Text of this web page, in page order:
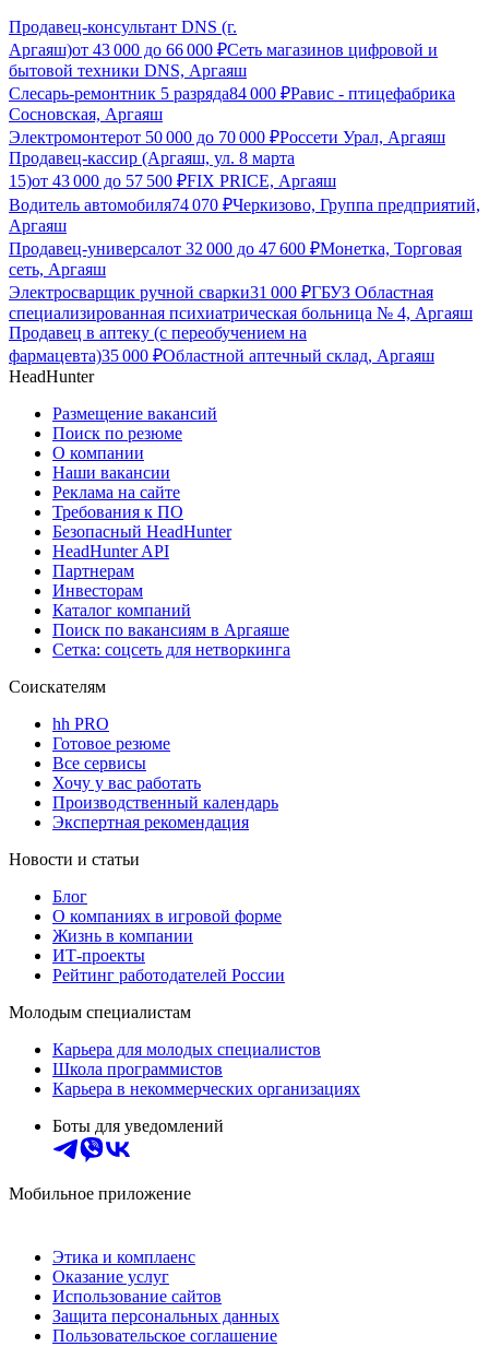
Продавец-консультант DNS (г.
Аргаяш)от 43 000 до 66 000 ₽Сеть магазинов цифровой и
бытовой техники DNS, Аргаяш
Слесарь-ремонтник 5 разряда84 000 ₽Равис - птицефабрика
Сосновская, Аргаяш
Электромонтерот 50 000 до 70 000 ₽Россети Урал, Аргаяш
Продавец-кассир (Аргаяш, ул. 8 марта
15)от 43 000 до 57 500 ₽FIX PRICE, Аргаяш
Водитель автомобиля74 070 ₽Черкизово, Группа предприятий,
Аргаяш
Продавец-универсалот 32 000 до 47 600 ₽Монетка, Торговая
сеть, Аргаяш
Электросварщик ручной сварки31 000 ₽ГБУЗ Областная
специализированная психиатрическая больница № 4, Аргаяш
Продавец в аптеку (с переобучением на
фармацевта)35 000 ₽Областной аптечный склад, Аргаяш
HeadHunter
Размещение вакансий
Поиск по резюме
О компании
Наши вакансии
Реклама на сайте
Требования к ПО
Безопасный HeadHunter
HeadHunter API
Партнерам
Инвесторам
Каталог компаний
Поиск по вакансиям в Аргаяше
Сетка: соцсеть для нетворкинга
Соискателям
hh PRO
Готовое резюме
Все сервисы
Хочу у вас работать
Производственный календарь
Экспертная рекомендация
Новости и статьи
Блог
О компаниях в игровой форме
Жизнь в компании
ИТ-проекты
Рейтинг работодателей России
Молодым специалистам
Карьера для молодых специалистов
Школа программистов
Карьера в некоммерческих организациях
Боты для уведомлений
Мобильное приложение
Этика и комплаенс
Оказание услуг
Использование сайтов
Защита персональных данных
Пользовательское соглашение